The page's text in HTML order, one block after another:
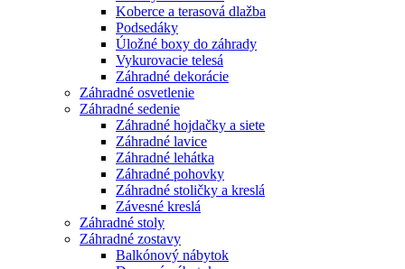
Koberce a terasová dlažba
Podsedáky
Úložné boxy do záhrady
Vykurovacie telesá
Záhradné dekorácie
Záhradné osvetlenie
Záhradné sedenie
Záhradné hojdačky a siete
Záhradné lavice
Záhradné lehátka
Záhradné pohovky
Záhradné stoličky a kreslá
Závesné kreslá
Záhradné stoly
Záhradné zostavy
Balkónový nábytok